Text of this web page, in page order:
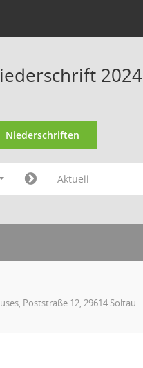
2024
Niederschriften
Aktuell
Poststraße 12, 29614 Soltau